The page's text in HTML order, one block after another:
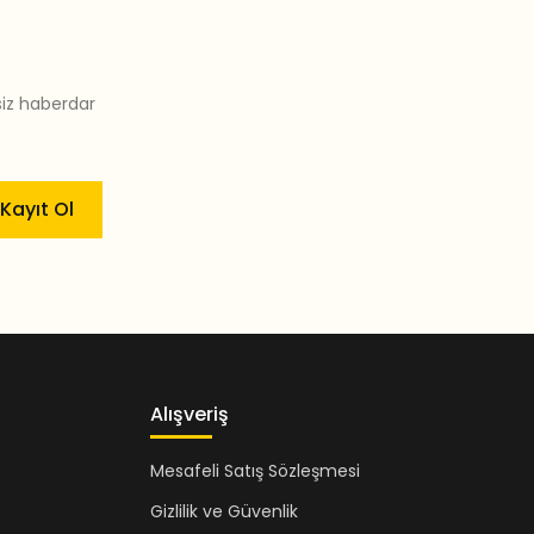
haberdar
Kayıt Ol
Alışveriş
Mesafeli Satış Sözleşmesi
Gizlilik ve Güvenlik